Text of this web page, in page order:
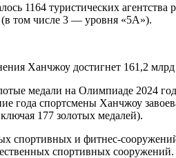
1164 туристических
(в том числе 3 — уровня «5А»).
Ханчжоу достигнет 161,2
медали на Олимпиаде 2024
года спортсмены Ханчжоу
177 золотых медалей).
спортивных и фитнес-
спортивных сооружений.